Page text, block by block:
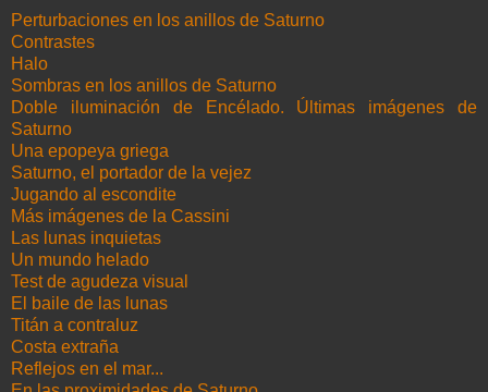
Perturbaciones en los anillos de Saturno
Contrastes
Halo
Sombras en los anillos de Saturno
Doble iluminación de Encélado. Últimas imágenes de
Saturno
Una epopeya griega
Saturno, el portador de la vejez
Jugando al escondite
Más imágenes de la Cassini
Las lunas inquietas
Un mundo helado
Test de agudeza visual
El baile de las lunas
Titán a contraluz
Costa extraña
Reflejos en el mar...